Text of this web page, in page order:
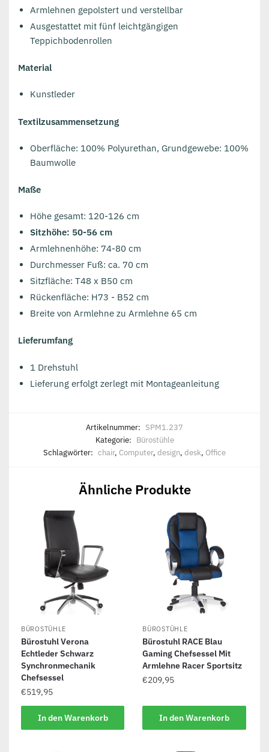
Armlehnen gepolstert und verstellbar
Ausgestattet mit fünf leichtgängigen
Teppichbodenrollen
Material
Kunstleder
Textilzusammensetzung
Oberfläche: 100% Polyurethan, Grundgewebe: 100%
Baumwolle
Maße
Höhe gesamt: 120-126 cm
Sitzhöhe: 50-56 cm
Armlehnenhöhe: 74-80 cm
Durchmesser Fuß: ca. 70 cm
Sitzfläche: T48 x B50 cm
Rückenfläche: H73 - B52 cm
Breite von Armlehne zu Armlehne 65 cm
Lieferumfang
1 Drehstuhl
Lieferung erfolgt zerlegt mit Montageanleitung
Artikelnummer: SPM1.237
Kategorie: Bürostühle
Schlagwörter: chair, Computer, design, desk, Office
Ähnliche Produkte
BÜROSTÜHLE
Bürostuhl Verona
Echtleder Schwarz
Synchronmechanik
Chefsessel
€519,95
In den Warenkorb
BÜROSTÜHLE
Bürostuhl RACE Blau
Gaming Chefsessel Mit
Armlehne Racer Sportsitz
€209,95
In den Warenkorb